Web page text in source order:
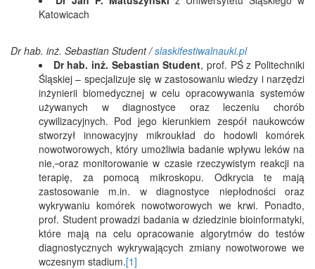
Katowicach
Dr hab. inż. Sebastian Student /slaskifestiwalnauki.pl
Dr hab. inż. Sebastian Student, prof. PŚ z Politechniki
Śląskiej – specjalizuje się w zastosowaniu wiedzy i narzędzi
inżynierii biomedycznej w celu opracowywania systemów
używanych w diagnostyce oraz leczeniu chorób
cywilizacyjnych. Pod jego kierunkiem zespół naukowców
stworzył innowacyjny mikroukład do hodowli komórek
nowotworowych, który umożliwia badanie wpływu leków na
nie, oraz monitorowanie w czasie rzeczywistym reakcji na
terapię, za pomocą mikroskopu. Odkrycia te mają
zastosowanie m.in. w diagnostyce niepłodności oraz
wykrywaniu komórek nowotworowych we krwi. Ponadto,
prof. Student prowadzi badania w dziedzinie bioinformatyki,
które mają na celu opracowanie algorytmów do testów
diagnostycznych wykrywających zmiany nowotworowe we
wczesnym stadium.[1]